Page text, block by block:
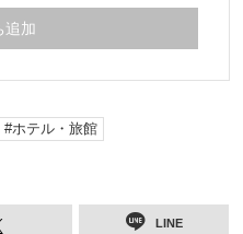
追加
ホテル・旅館
LINE